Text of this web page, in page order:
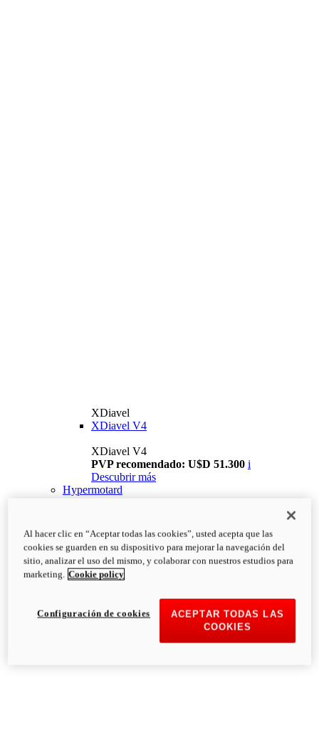
XDiavel
XDiavel V4
XDiavel V4
PVP recomendado: U$D 51.300 i
Descubrir más
Hypermotard
Al hacer clic en “Aceptar todas las cookies”, usted acepta que las
cookies se guarden en su dispositivo para mejorar la navegación del
sitio, analizar el uso del mismo, y colaborar con nuestros estudios para
marketing. Cookie policy
ACEPTAR TODAS LAS
COOKIES
Configuración de cookies